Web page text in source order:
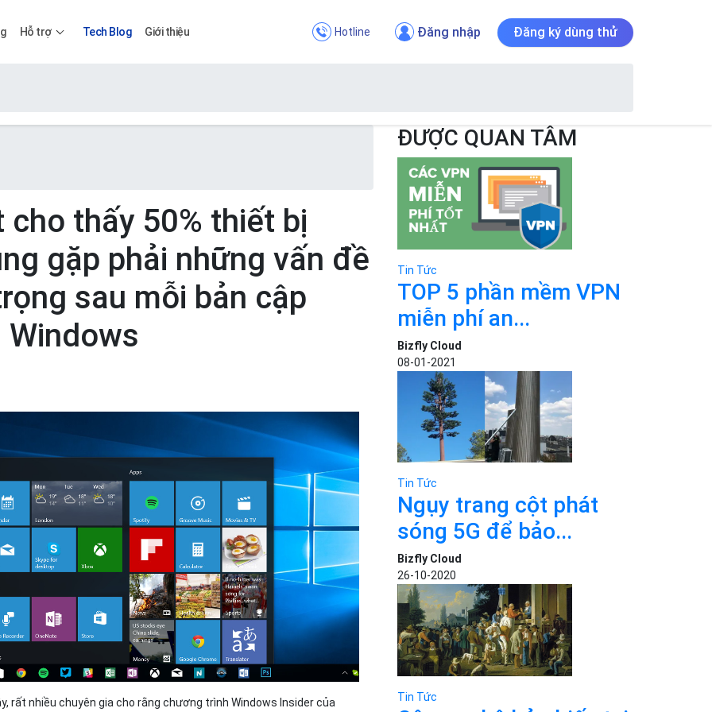
Apps
Bảng giá
Bảng giá
Bảng giá
Hỗ trợ Tech Blog Giới thiệu Hotline Đăng nhập Đăng ký dùng thử
cho thấy 50% thiết bị
gặp phải những vấn đề
sau mỗi bản cập
rất nhiều chuyên gia cho rằng chương trình Windows Insider của
ĐƯỢC QUAN TÂM
Tin Tức
TOP 5 phần mềm VPN
miễn phí an...
Bizfly Cloud
08-01-2021
Tin Tức
Ngụy trang cột phát
sóng 5G để bảo...
Bizfly Cloud
26-10-2020
Tin Tức